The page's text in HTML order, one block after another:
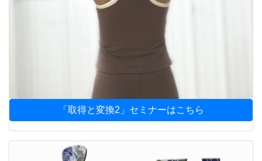
「取得と変換2」セミナーはこちら